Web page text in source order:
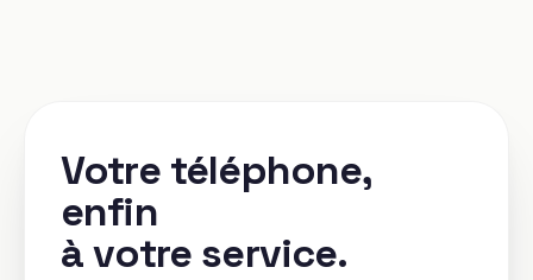
Votre téléphone,
enfin
à votre service.